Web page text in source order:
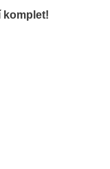
komplet!